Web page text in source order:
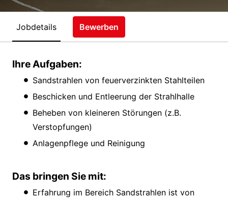
Jobdetails Bewerben
Ihre Aufgaben:
Sandstrahlen von feuerverzinkten Stahlteilen
Beschicken und Entleerung der Strahlhalle
Beheben von kleineren Störungen (z.B.
Verstopfungen)
Anlagenpflege und Reinigung
Das bringen Sie mit:
Erfahrung im Bereich Sandstrahlen ist von